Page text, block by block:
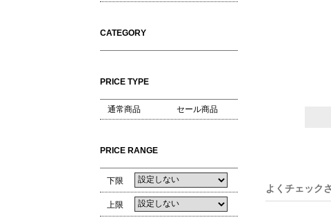
CATEGORY
PRICE TYPE
通常商品 セール商品
PRICE RANGE
下限
上限
よくチェック